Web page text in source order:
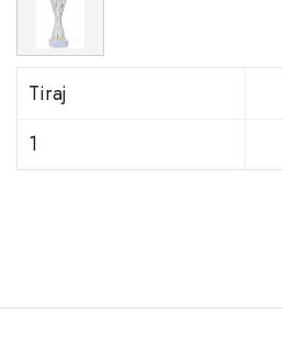
Tiraj
1